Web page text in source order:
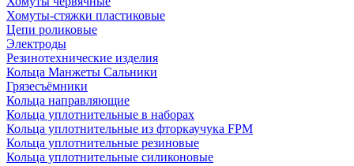
Хомуты-стяжки пластиковые
Цепи роликовые
Электроды
Резинотехнические изделия
Кольца Манжеты Сальники
Грязесъёмники
Кольца направляющие
Кольца уплотнительные в наборах
Кольца уплотнительные из фторкаучука FPM
Кольца уплотнительные резиновые
Кольца уплотнительные силиконовые